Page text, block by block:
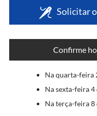
Solicitar
Confirme
Na quarta-feira
Na sexta-feira 4
Na terça-feira 8